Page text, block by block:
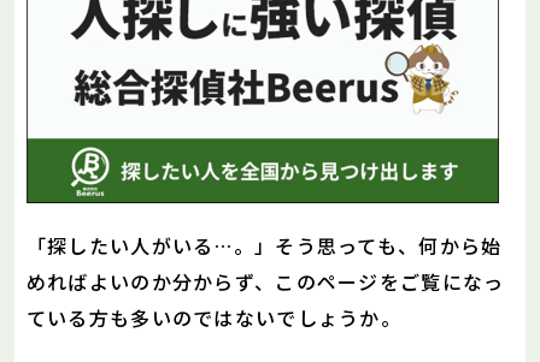
「探したい人がいる…。」そう思っても、何から始
めればよいのか分からず、このページをご覧になっ
ている方も多いのではないでしょうか。